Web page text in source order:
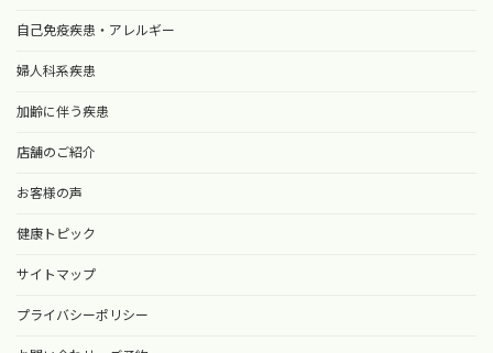
自己免疫疾患・アレルギー
婦人科系疾患
加齢に伴う疾患
店舗のご紹介
お客様の声
健康トピック
サイトマップ
プライバシーポリシー